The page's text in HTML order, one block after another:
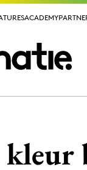
ACADEMY
ACADEMY